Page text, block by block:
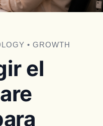
• GROWTH
el